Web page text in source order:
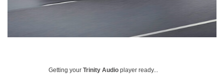
Getting your Trinity Audio player ready...